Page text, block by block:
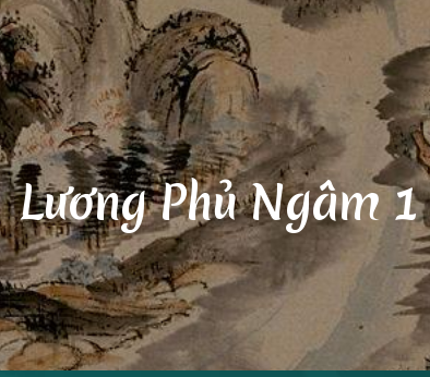
Skip to navigation
Lương Phủ Ngâm 1